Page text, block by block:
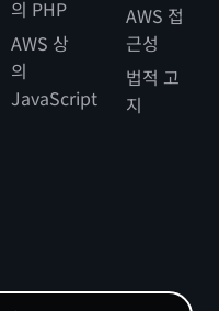
의 PHP
AWS 상
의
JavaScript
AWS 접
근성
법적 고
지